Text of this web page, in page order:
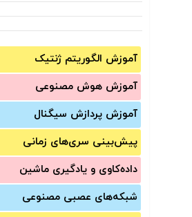
آموزش الگوریتم ژنتیک
آموزش‌ هوش مصنوعی
آموزش‌ پردازش سیگنال
پیش‌‌بینی سری‌‌های زمانی
داده‌کاوی و یادگیری ماشین
شبکه‌های عصبی مصنوعی